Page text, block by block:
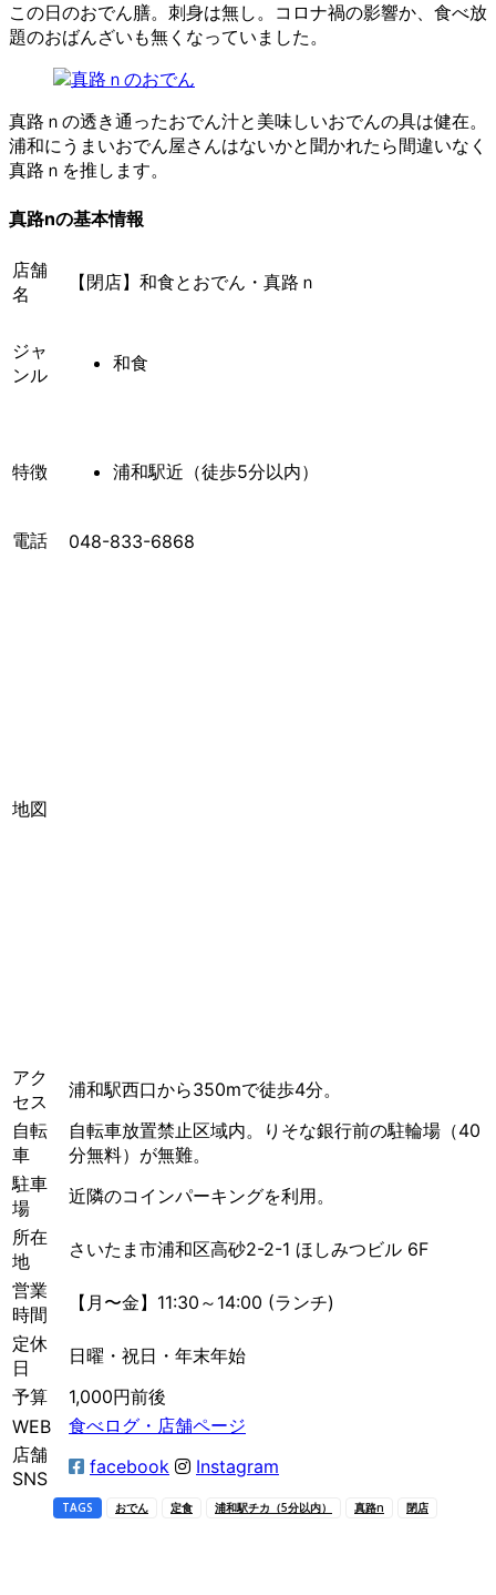
この日のおでん膳。刺身は無し。コロナ禍の影響か、食べ放
題のおばんざいも無くなっていました。
真路ｎの透き通ったおでん汁と美味しいおでんの具は健在。
浦和にうまいおでん屋さんはないかと聞かれたら間違いなく
真路ｎを推します。
真路nの基本情報
店舗
名
【閉店】和食とおでん・真路ｎ
ジャ
ンル
和食
特徴 浦和駅近（徒歩5分以内）
電話 048-833-6868
地図
アク
セス
浦和駅西口から350mで徒歩4分。
自転
車
自転車放置禁止区域内。りそな銀行前の駐輪場（40
分無料）が無難。
駐車
場
近隣のコインパーキングを利用。
所在
地
さいたま市浦和区高砂2-2-1 ほしみつビル 6F
営業
時間
【月〜金】11:30～14:00 (ランチ)
定休
日
日曜・祝日・年末年始
予算
1,000円前後
WEB
食べログ・店舗ページ
店舗
SNS
facebook Instagram
TAGS おでん 定食 浦和駅チカ（5分以内） 真路n 閉店